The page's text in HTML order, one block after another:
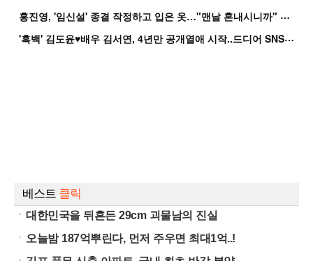
홍
진영, '임신설' 종결 작정하고 입은 옷…"맨날 혼내시니까" 억울
'
흑백' 김도윤♥배우 김서연, 4년만 공개열애 시작..드디어 SNS에 노출 [핫피...